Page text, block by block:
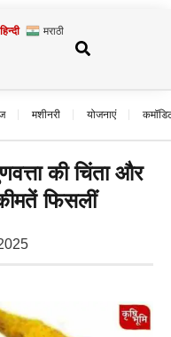
हिन्दी मराठी
मशीनरी योजनाएं
की चिंता और
फिसलीं